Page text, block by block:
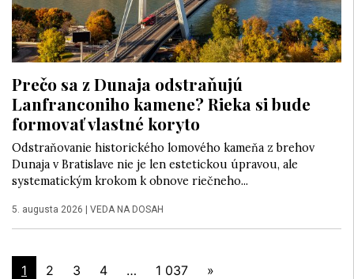
Prečo sa z Dunaja odstraňujú
Lanfranconiho kamene? Rieka si bude
formovať vlastné koryto
Odstraňovanie historického lomového kameňa z brehov
Dunaja v Bratislave nie je len estetickou úpravou, ale
systematickým krokom k obnove riečneho...
5. augusta 2026 | VEDA NA DOSAH
1 2 3 4 … 1 037 »